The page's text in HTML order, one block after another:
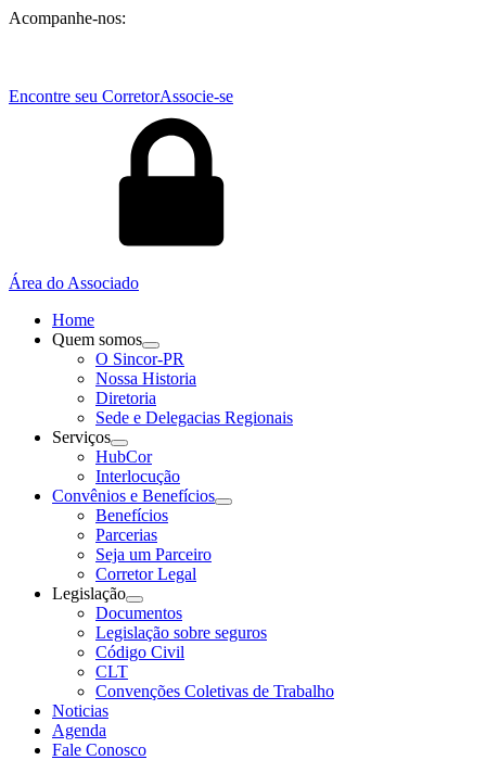
Acompanhe-nos:
Encontre seu CorretorAssocie-se
Área do Associado
Home
Quem somos
O Sincor-PR
Nossa Historia
Diretoria
Sede e Delegacias Regionais
Serviços
HubCor
Interlocução
Convênios e Benefícios
Benefícios
Parcerias
Seja um Parceiro
Corretor Legal
Legislação
Documentos
Legislação sobre seguros
Código Civil
CLT
Convenções Coletivas de Trabalho
Noticias
Agenda
Fale Conosco